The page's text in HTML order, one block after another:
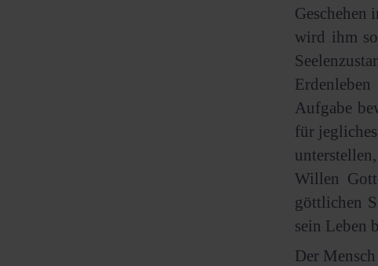
Geschehen
wird ihm
Aufgabe
für
Willen
göttlichen
sein Leben
Der